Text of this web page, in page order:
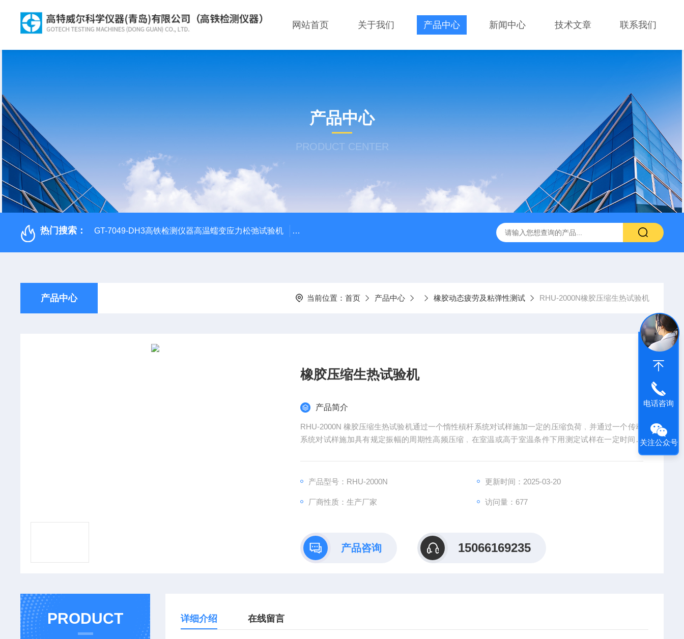
网站首页 关于我们 产品中心 新闻中心 技术文章 联系我们
产品中心
PRODUCT CENTER
热门搜索： GT-7049-DH3高铁检测仪器高温蠕变应力松弛试验机 GT-7011-LHDA高铁检测仪器高低温橡胶伸张疲劳试验机 GT-7008-TR低温回缩试验机 AI-7000GD
产品中心 当前位置： 首页 产品中心 橡胶动态疲劳及粘弹性测试 RHU-2000N橡胶压缩生热试验机
橡胶压缩生热试验机
产品简介
RHU-2000N 橡胶压缩生热试验机通过一个惰性槓杆系统对试样施加一定的压缩负荷﹐并通过一个传动
系统对试样施加具有规定振幅的周期性高频压缩﹐在室温或高于室温条件下用测定试样在一定时间内
产品型号：RHU-2000N 更新时间：2025-03-20
厂商性质：生产厂家 访问量：677
产品咨询 15066169235
PRODUCT 详细介绍 在线留言
电话咨询
关注公众号